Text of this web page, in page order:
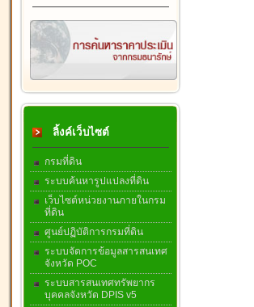
ลิ้งค์เว็บไซต์
กรมที่ดิน
ระบบค้นหารูปแปลงที่ดิน
เว็บไซต์หน่วยงานภายในกรม
ที่ดิน
ศูนย์ปฏิบัติการกรมที่ดิน
ระบบจัดการข้อมูลสารสนเทศ
จังหวัด POC
ระบบสารสนเทศทรัพยากร
บุคคลจังหวัด DPIS v5